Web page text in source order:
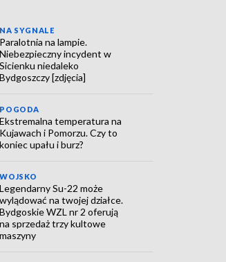
NA SYGNALE
Paralotnia na lampie.
Niebezpieczny incydent w
Sicienku niedaleko
Bydgoszczy [zdjęcia]
POGODA
Ekstremalna temperatura na
Kujawach i Pomorzu. Czy to
koniec upału i burz?
WOJSKO
Legendarny Su-22 może
wylądować na twojej działce.
Bydgoskie WZL nr 2 oferują
na sprzedaż trzy kultowe
maszyny